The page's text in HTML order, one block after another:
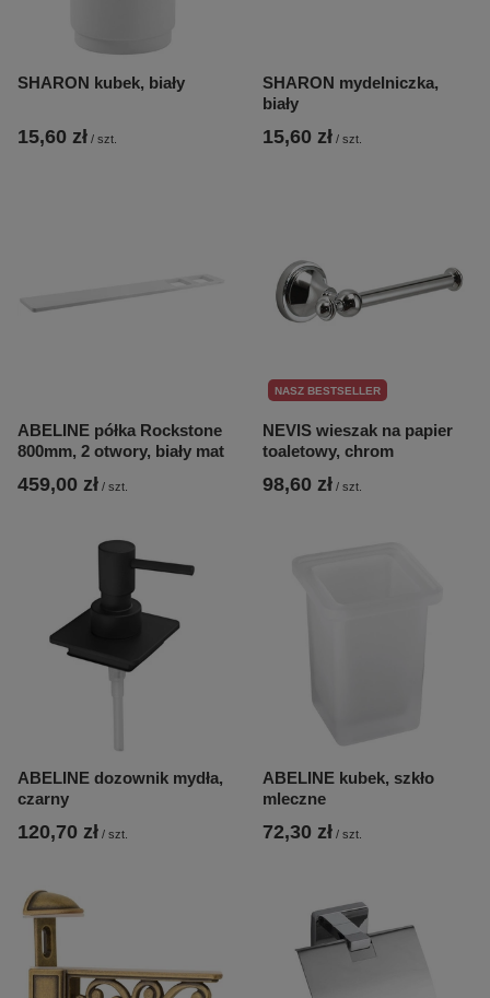
SHARON kubek, biały
15,60 zł / szt.
SHARON mydelniczka,
biały
15,60 zł / szt.
ABELINE półka Rockstone
800mm, 2 otwory, biały mat
459,00 zł / szt.
NASZ BESTSELLER
NEVIS wieszak na papier
toaletowy, chrom
98,60 zł / szt.
ABELINE dozownik mydła,
czarny
120,70 zł / szt.
ABELINE kubek, szkło
mleczne
72,30 zł / szt.